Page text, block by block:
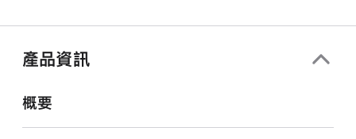
開
產品資訊
概要